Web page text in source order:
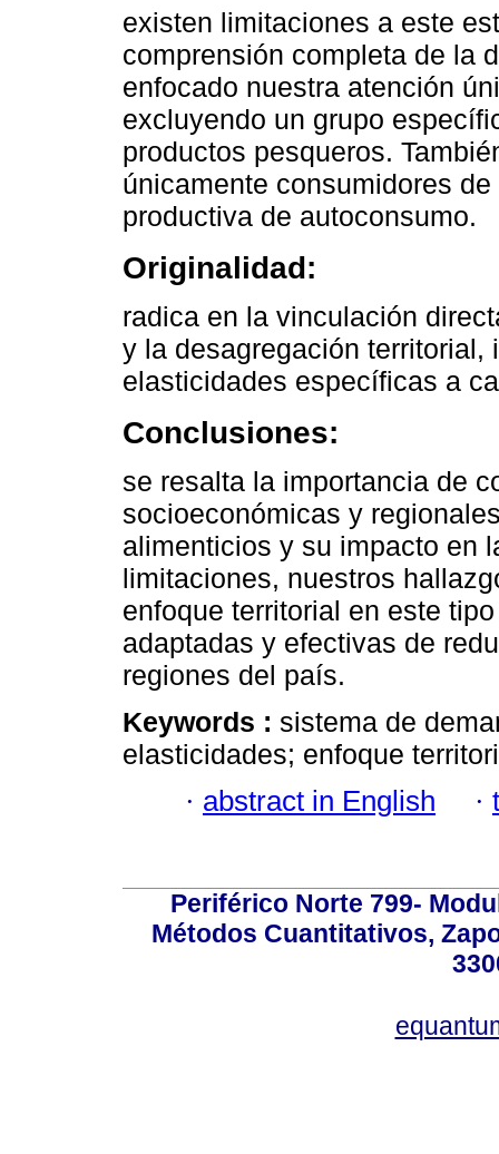
existen limitaciones a este
comprensión completa de la
enfocado nuestra atención
excluyendo un grupo
productos pesqueros.
únicamente consumidores
productiva de autoconsumo.
Originalidad:
radica en la vinculación
y la desagregación territorial,
elasticidades específicas a
Conclusiones:
se resalta la importancia de
socioeconómicas y
alimenticios y su impacto en
limitaciones, nuestros
enfoque territorial en este
adaptadas y efectivas de
regiones del país.
Keywords : sistema de
elasticidades; enfoque
· abstract in English ·
Periférico Norte 799-
Métodos Cuantitativos,